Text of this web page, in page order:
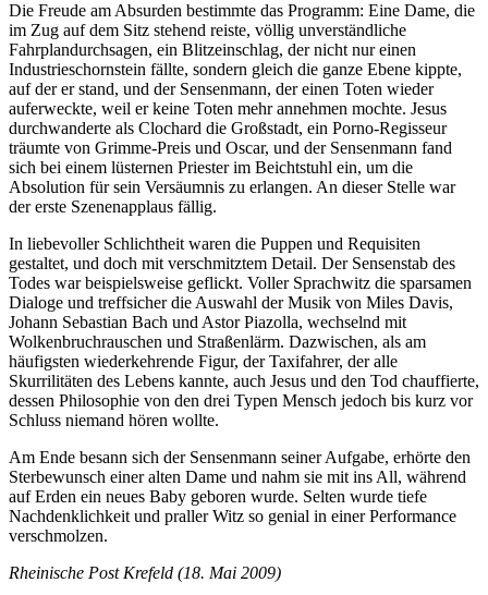
Die Freude am Absurden bestimmte das Programm: Eine Dame, die
im Zug auf dem Sitz stehend reiste, völlig unverständliche
Fahrplandurchsagen, ein Blitzeinschlag, der nicht nur einen
Industrieschornstein fällte, sondern gleich die ganze Ebene kippte,
auf der er stand, und der Sensenmann, der einen Toten wieder
auferweckte, weil er keine Toten mehr annehmen mochte. Jesus
durchwanderte als Clochard die Großstadt, ein Porno-Regisseur
träumte von Grimme-Preis und Oscar, und der Sensenmann fand
sich bei einem lüsternen Priester im Beichtstuhl ein, um die
Absolution für sein Versäumnis zu erlangen. An dieser Stelle war
der erste Szenenapplaus fällig.
In liebevoller Schlichtheit waren die Puppen und Requisiten
gestaltet, und doch mit verschmitztem Detail. Der Sensenstab des
Todes war beispielsweise geflickt. Voller Sprachwitz die sparsamen
Dialoge und treffsicher die Auswahl der Musik von Miles Davis,
Johann Sebastian Bach und Astor Piazolla, wechselnd mit
Wolkenbruchrauschen und Straßenlärm. Dazwischen, als am
häufigsten wiederkehrende Figur, der Taxifahrer, der alle
Skurrilitäten des Lebens kannte, auch Jesus und den Tod chauffierte,
dessen Philosophie von den drei Typen Mensch jedoch bis kurz vor
Schluss niemand hören wollte.
Am Ende besann sich der Sensenmann seiner Aufgabe, erhörte den
Sterbewunsch einer alten Dame und nahm sie mit ins All, während
auf Erden ein neues Baby geboren wurde. Selten wurde tiefe
Nachdenklichkeit und praller Witz so genial in einer Performance
verschmolzen.
Rheinische Post Krefeld (18. Mai 2009)